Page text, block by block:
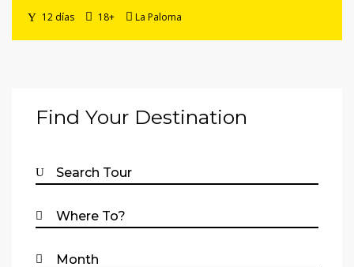
12 días 18+ La Paloma
Find Your Destination